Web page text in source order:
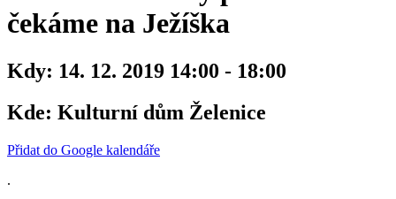
čekáme na Ježíška
Kdy: 14. 12. 2019 14:00 - 18:00
Kde: Kulturní dům Želenice
Přidat do Google kalendáře
.